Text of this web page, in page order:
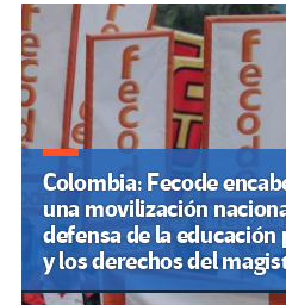
Colombia: Fecode
una movilización
defensa de la educación
y los derechos del